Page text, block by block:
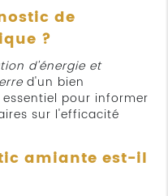
de
?
d'énergie et
d'un bien
pour informer
sur l'efficacité
amiante est-il